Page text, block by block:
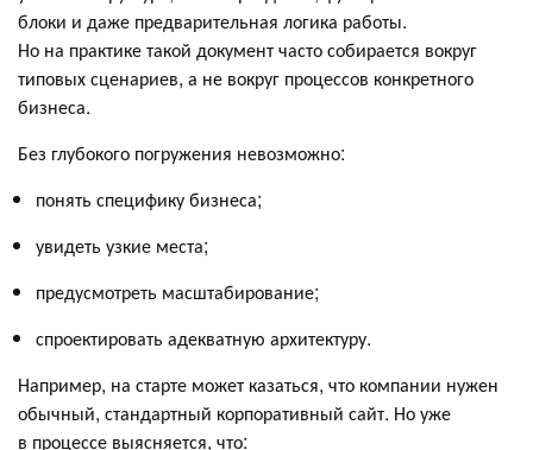
блоки и даже предварительная логика работы.
Но на практике такой документ часто собирается вокруг
типовых сценариев, а не вокруг процессов конкретного
бизнеса.
Без глубокого погружения невозможно:
понять специфику бизнеса;
увидеть узкие места;
предусмотреть масштабирование;
спроектировать адекватную архитектуру.
Например, на старте может казаться, что компании нужен
обычный, стандартный корпоративный сайт. Но уже
в процессе выясняется, что: